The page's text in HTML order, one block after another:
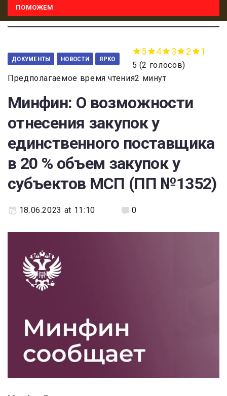
ПОМОЖЕМ
ДОКУМЕНТЫ НОВОСТИ ЯРКО
5 4 3 2 1
5 (2 голосов)
Предполагаемое время чтения2 минут
Минфин: О возможности
отнесения закупок у
единственного поставщика
в 20 % объем закупок у
субъектов МСП (ПП №1352)
18.06.2023 at 11:10 0